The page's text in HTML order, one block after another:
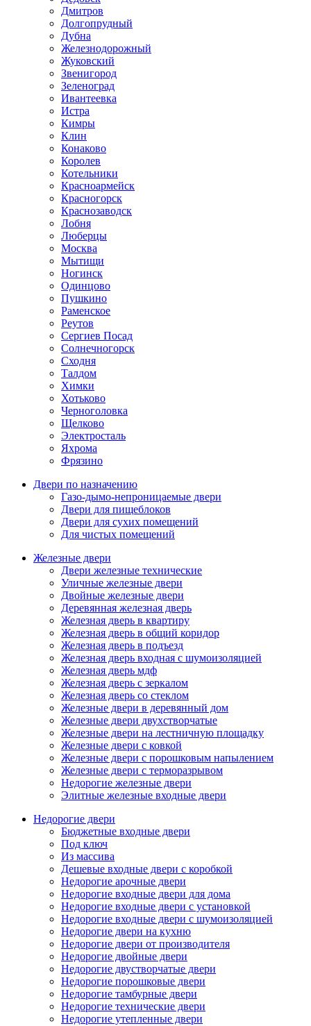
Дмитров
Долгопрудный
Дубна
Железнодорожный
Жуковский
Звенигород
Зеленоград
Ивантеевка
Истра
Кимры
Клин
Конаково
Королев
Котельники
Красноармейск
Красногорск
Краснозаводск
Лобня
Люберцы
Москва
Мытищи
Ногинск
Одинцово
Пушкино
Раменское
Реутов
Сергиев Посад
Солнечногорск
Сходня
Талдом
Химки
Хотьково
Черноголовка
Щелково
Электросталь
Яхрома
Фрязино
Двери по назначению
Газо-дымо-непроницаемые двери
Двери для пищеблоков
Двери для сухих помещений
Для чистых помещений
Железные двери
Двери железные технические
Уличные железные двери
Двойные железные двери
Деревянная железная дверь
Железная дверь в квартиру
Железная дверь в общий коридор
Железная дверь в подъезд
Железная дверь входная с шумоизоляцией
Железная дверь мдф
Железная дверь с зеркалом
Железная дверь со стеклом
Железные двери в деревянный дом
Железные двери двухстворчатые
Железные двери на лестничную площадку
Железные двери с ковкой
Железные двери с порошковым напылением
Железные двери с терморазрывом
Недорогие железные двери
Элитные железные входные двери
Недорогие двери
Бюджетные входные двери
Под ключ
Из массива
Дешевые входные двери с коробкой
Недорогие арочные двери
Недорогие входные двери для дома
Недорогие входные двери с установкой
Недорогие входные двери с шумоизоляцией
Недорогие двери на кухню
Недорогие двери от производителя
Недорогие двойные двери
Недорогие двустворчатые двери
Недорогие порошковые двери
Недорогие тамбурные двери
Недорогие технические двери
Недорогие утепленные двери